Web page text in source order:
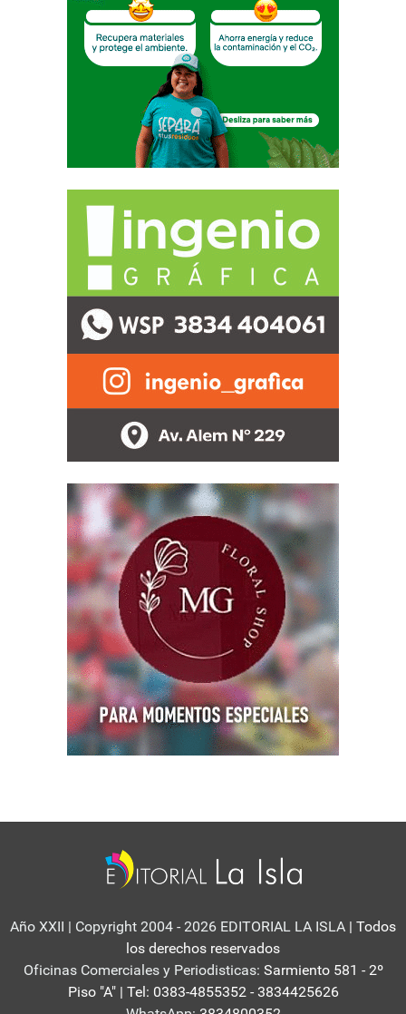
Año XXII | Copyright 2004 - 2026 EDITORIAL LA ISLA | Todos
los derechos reservados
Oficinas Comerciales y Periodisticas: Sarmiento 581 - 2º
Piso "A" | Tel: 0383-4855352 - 3834425626